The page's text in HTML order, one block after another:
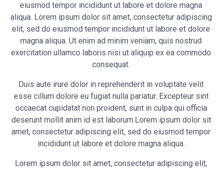
eiusmod tempor incididunt ut labore et dolore magna
aliqua. Lorem ipsum dolor sit amet, consectetur adipiscing
elit, sed do eiusmod tempor incididunt ut labore et dolore
magna aliqua. Ut enim ad minim veniam, quis nostrud
exercitation ullamco laboris nisi ut aliquip ex ea commodo
consequat.
Duis aute irure dolor in reprehenderit in voluptate velit
esse cillum dolore eu fugiat nulla pariatur. Excepteur sint
occaecat cupidatat non proident, sunt in culpa qui officia
deserunt mollit anim id est laborum.Lorem ipsum dolor sit
amet, consectetur adipiscing elit, sed do eiusmod tempor
incididunt ut labore et dolore magna aliqua.
Lorem ipsum dolor sit amet, consectetur adipiscing elit,